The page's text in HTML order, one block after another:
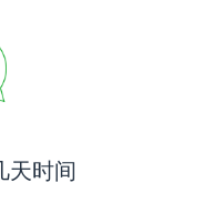
天时间